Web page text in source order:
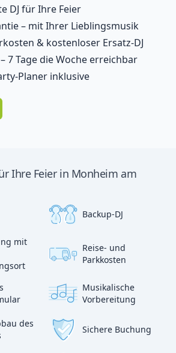
DJ für Ihre Feier
– mit Ihrer Lieblingsmusik
& kostenloser Ersatz-DJ
7 Tage die Woche erreichbar
Planer inklusive
Ihre Feier in Monheim am
Backup-DJ
mit
p
Reise- und
Parkkosten
Musikalische
Vorbereitung
des
Sichere Buchung